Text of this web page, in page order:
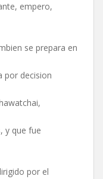
empero,
se prepara en
por decision
y que fue
por el